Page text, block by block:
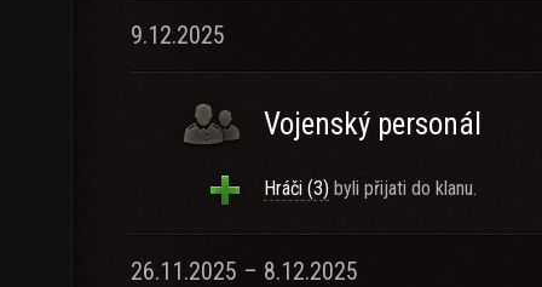
9.12.2025
Vojenský personál
Hráči (3) byli přijati do klanu.
26.11.2025 – 8.12.2025